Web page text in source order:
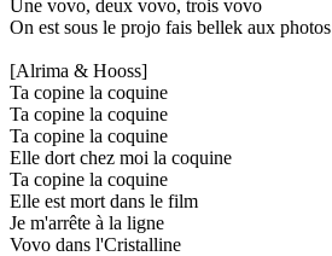
Une vovo, deux vovo, trois vovo
On est sous le projo fais bellek aux photos
[Alrima & Hooss]
Ta copine la coquine
Ta copine la coquine
Ta copine la coquine
Elle dort chez moi la coquine
Ta copine la coquine
Elle est mort dans le film
Je m'arrête à la ligne
Vovo dans l'Cristalline